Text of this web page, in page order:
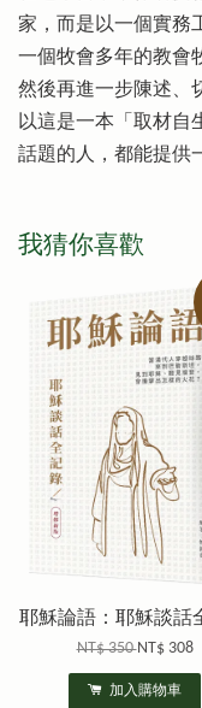
家，而是以一個實務
一個牧會多年的教會
然後再進一步陳述、
以這是一本「取材自
話題的人，都能提供
我猜你喜歡
耶穌論語：耶穌談話
NT$ 350NT$ 308
加入購物車